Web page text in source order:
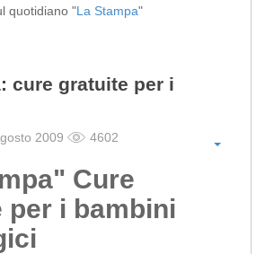
quotidiano "La Stampa"
cure gratuite per i
2009 4602
Cure
per i bambini